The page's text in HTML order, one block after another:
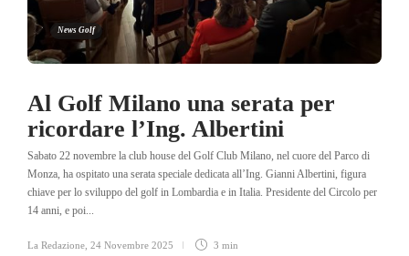
News Golf
Al Golf Milano una serata per
ricordare l’Ing. Albertini
Sabato 22 novembre la club house del Golf Club Milano, nel cuore del Parco di
Monza, ha ospitato una serata speciale dedicata all’Ing. Gianni Albertini, figura
chiave per lo sviluppo del golf in Lombardia e in Italia. Presidente del Circolo per
14 anni, e poi...
La Redazione 24 Novembre 2025 3 min